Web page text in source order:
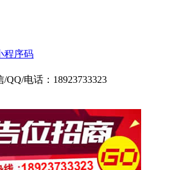
QQ/电话：18923733323